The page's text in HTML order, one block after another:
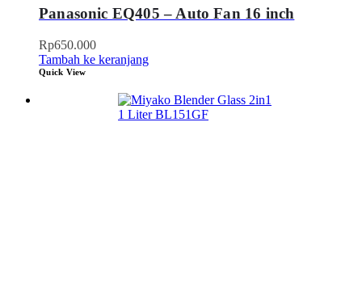
Panasonic EQ405 – Auto Fan 16 inch
Rp650.000
Tambah ke keranjang
Quick View